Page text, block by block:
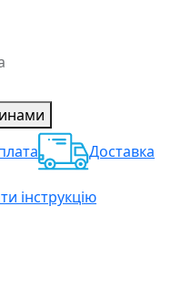
Доставка
інструкцію